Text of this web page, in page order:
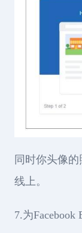
同时你头像
线上。
7.为Facebook